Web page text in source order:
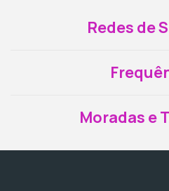
Redes de
Moradas e